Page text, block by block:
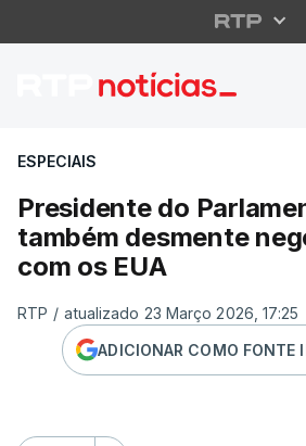
Presidente
ESPECIAIS
Presidente do
também desmente
com os EUA
RTP / atualizado 23 Março 2026, 17:25
ADICIONAR COMO FONTE